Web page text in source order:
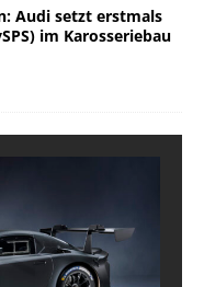
Audi setzt erstmals
im Karosseriebau